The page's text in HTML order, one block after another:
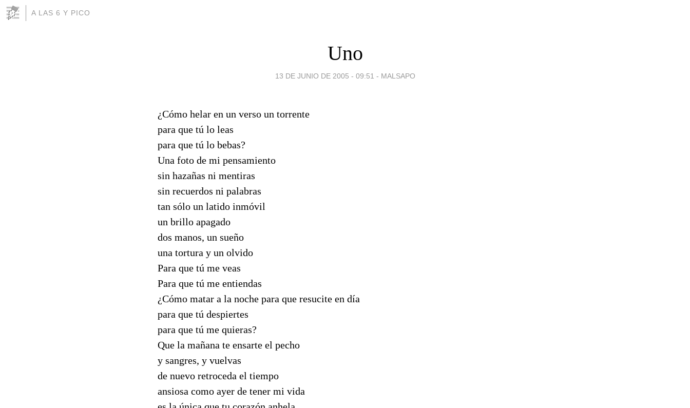
A LAS 6 Y PICO
Uno
13 DE JUNIO DE 2005 - 09:51 - MALSAPO
¿Cómo helar en un verso un torrente
para que tú lo leas
para que tú lo bebas?
Una foto de mi pensamiento
sin hazañas ni mentiras
sin recuerdos ni palabras
tan sólo un latido inmóvil
un brillo apagado
dos manos, un sueño
una tortura y un olvido
Para que tú me veas
Para que tú me entiendas
¿Cómo matar a la noche para que resucite en día
para que tú despiertes
para que tú me quieras?
Que la mañana te ensarte el pecho
y sangres, y vuelvas
de nuevo retroceda el tiempo
ansiosa como ayer de tener mi vida